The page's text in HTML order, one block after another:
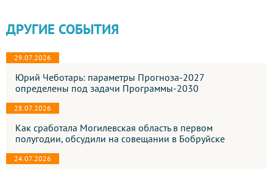
ДРУГИЕ СОБЫТИЯ
29.07.2026
Юрий Чеботарь: параметры Прогноза-2027
определены под задачи Программы-2030
28.07.2026
Как сработала Могилевская область в первом
полугодии, обсудили на совещании в Бобруйске
24.07.2026